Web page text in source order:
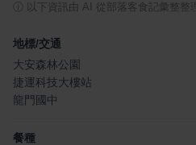
ⓘ 以下資訊由 AI 從部落客食記彙整整理
地標/交通
大安森林公園
捷運科技大樓站
龍門國中
餐種